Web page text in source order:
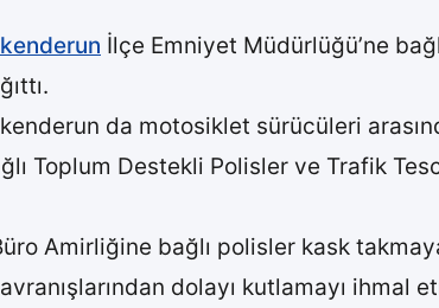
İlçe Emniyet Müdürlüğü’ne
da motosiklet sürücüleri
Toplum Destekli Polisler ve Trafik
Amirliğine bağlı polisler kask
dolayı kutlamayı ihmal